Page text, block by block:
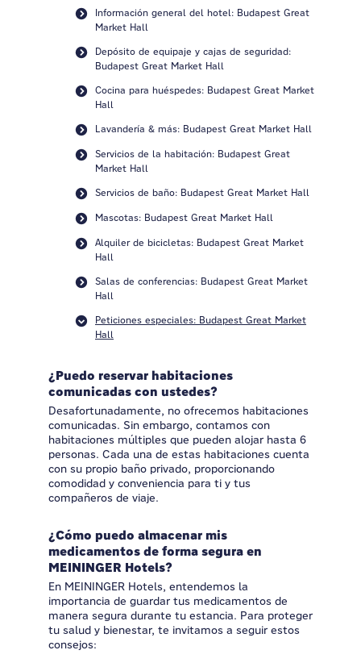
Información general del hotel: Budapest Great
Market Hall
Depósito de equipaje y cajas de seguridad:
Budapest Great Market Hall
Cocina para huéspedes: Budapest Great Market
Hall
Lavandería & más: Budapest Great Market Hall
Servicios de la habitación: Budapest Great
Market Hall
Servicios de baño: Budapest Great Market Hall
Mascotas: Budapest Great Market Hall
Alquiler de bicicletas: Budapest Great Market
Hall
Salas de conferencias: Budapest Great Market
Hall
Peticiones especiales: Budapest Great Market
Hall
¿Puedo reservar habitaciones
comunicadas con ustedes?
Desafortunadamente, no ofrecemos habitaciones
comunicadas. Sin embargo, contamos con
habitaciones múltiples que pueden alojar hasta 6
personas. Cada una de estas habitaciones cuenta
con su propio baño privado, proporcionando
comodidad y conveniencia para ti y tus
compañeros de viaje.
¿Cómo puedo almacenar mis
medicamentos de forma segura en
MEININGER Hotels?
En MEININGER Hotels, entendemos la
importancia de guardar tus medicamentos de
manera segura durante tu estancia. Para proteger
tu salud y bienestar, te invitamos a seguir estos
consejos: